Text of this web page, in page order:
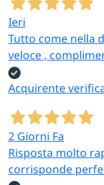
Ieri
Tutto come nella
veloce ,
Acquirente
2 Giorni Fa
Risposta molto
corrisponde